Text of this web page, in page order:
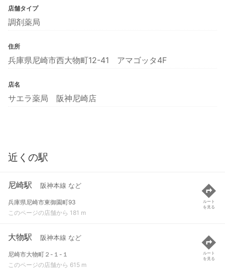
店舗タイプ
調剤薬局
住所
兵庫県尼崎市西大物町12-41 アマゴッタ4F
店名
サエラ薬局 阪神尼崎店
近くの駅
尼崎駅 阪神本線 など
兵庫県尼崎市東御園町93
このページの店舗から 181 m
ルート
を見る
大物駅 阪神本線 など
尼崎市大物町２-１-１
このページの店舗から 615 m
ルート
を見る